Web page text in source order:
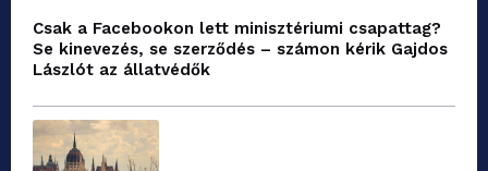
Csak a Facebookon lett minisztériumi csapattag?
Se kinevezés, se szerződés – számon kérik Gajdos
Lászlót az állatvédők